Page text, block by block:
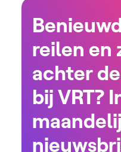
reilen en
achter
bij VRT?